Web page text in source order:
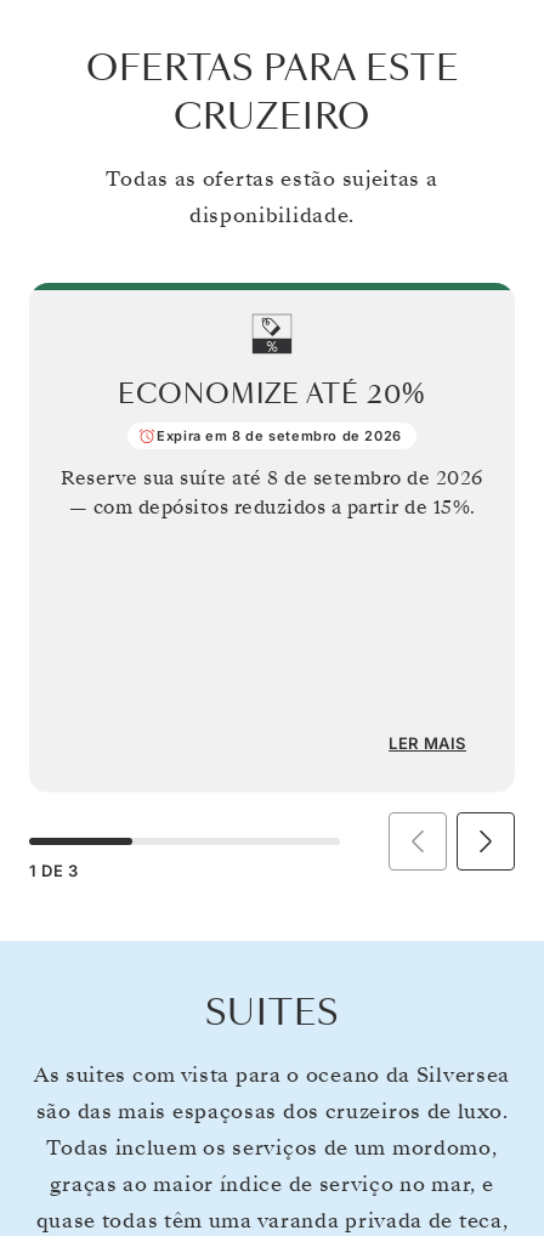
OFERTAS PARA ESTE
CRUZEIRO
Todas as ofertas estão sujeitas a
disponibilidade.
ECONOMIZE ATÉ 20%
Expira em 8 de setembro de 2026
Reserve sua suíte até8 de setembro de 2026
— com depósitos reduzidos a partir de 15%.
LER MAIS
1 DE 3
SUITES
As suites com vista para o oceano da Silversea
são das mais espaçosas dos cruzeiros de luxo.
Todas incluem os serviços de um mordomo,
graças ao maior índice de serviço no mar, e
quase todas têm uma varanda privada de teca,